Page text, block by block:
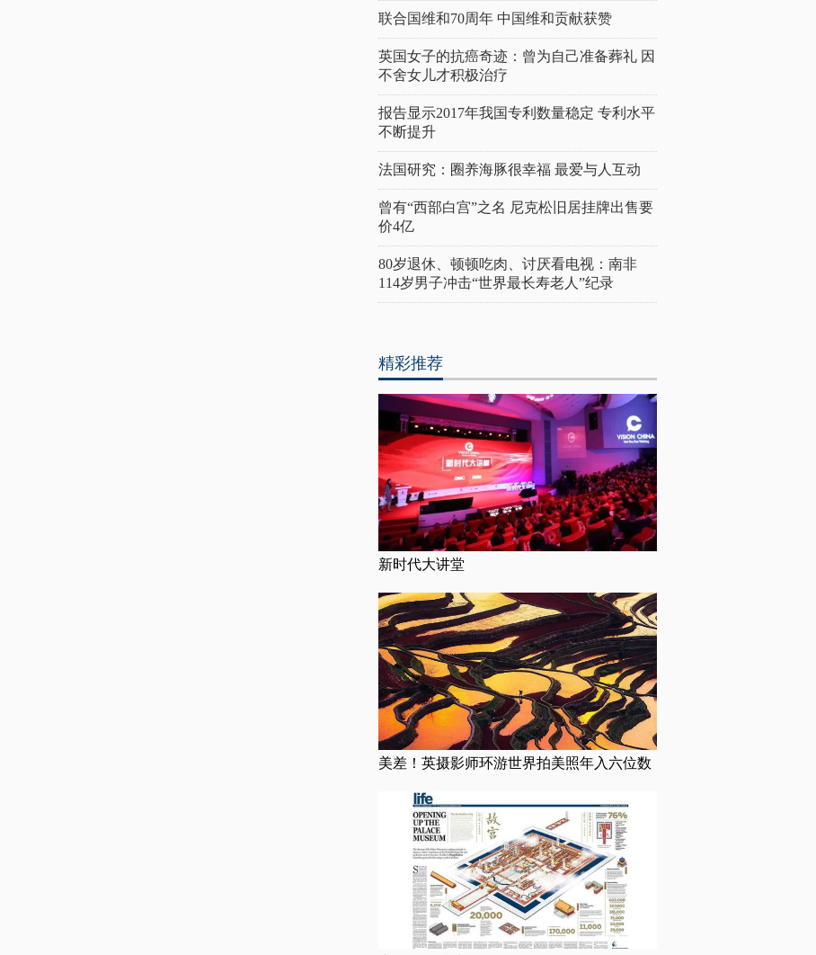
联合国维和70周年 中国维和贡献获赞
英国女子的抗癌奇迹：曾为自己准备葬礼 因
不舍女儿才积极治疗
报告显示2017年我国专利数量稳定 专利水平
不断提升
法国研究：圈养海豚很幸福 最爱与人互动
曾有“西部白宫”之名 尼克松旧居挂牌出售要
价4亿
80岁退休、顿顿吃肉、讨厌看电视：南非
114岁男子冲击“世界最长寿老人”纪录
精彩推荐
新时代大讲堂
美差！英摄影师环游世界拍美照年入六位数